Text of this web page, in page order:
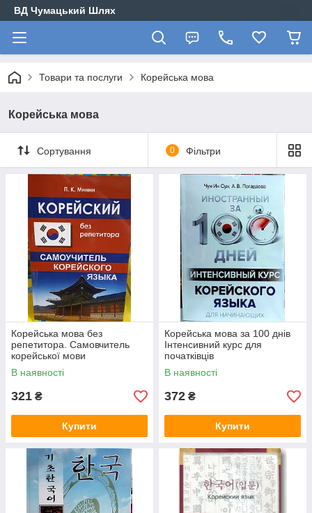
ВД Чумацький Шлях
Товари та послуги Корейська мова
Корейська мова
Сортування 0 Фільтри
Корейська мова без
репетитора. Самовчитель
корейської мови
В наявності
321 ₴
Купити
Корейська мова за 100 днів
Інтенсивний курс для
початківців
В наявності
372 ₴
Купити